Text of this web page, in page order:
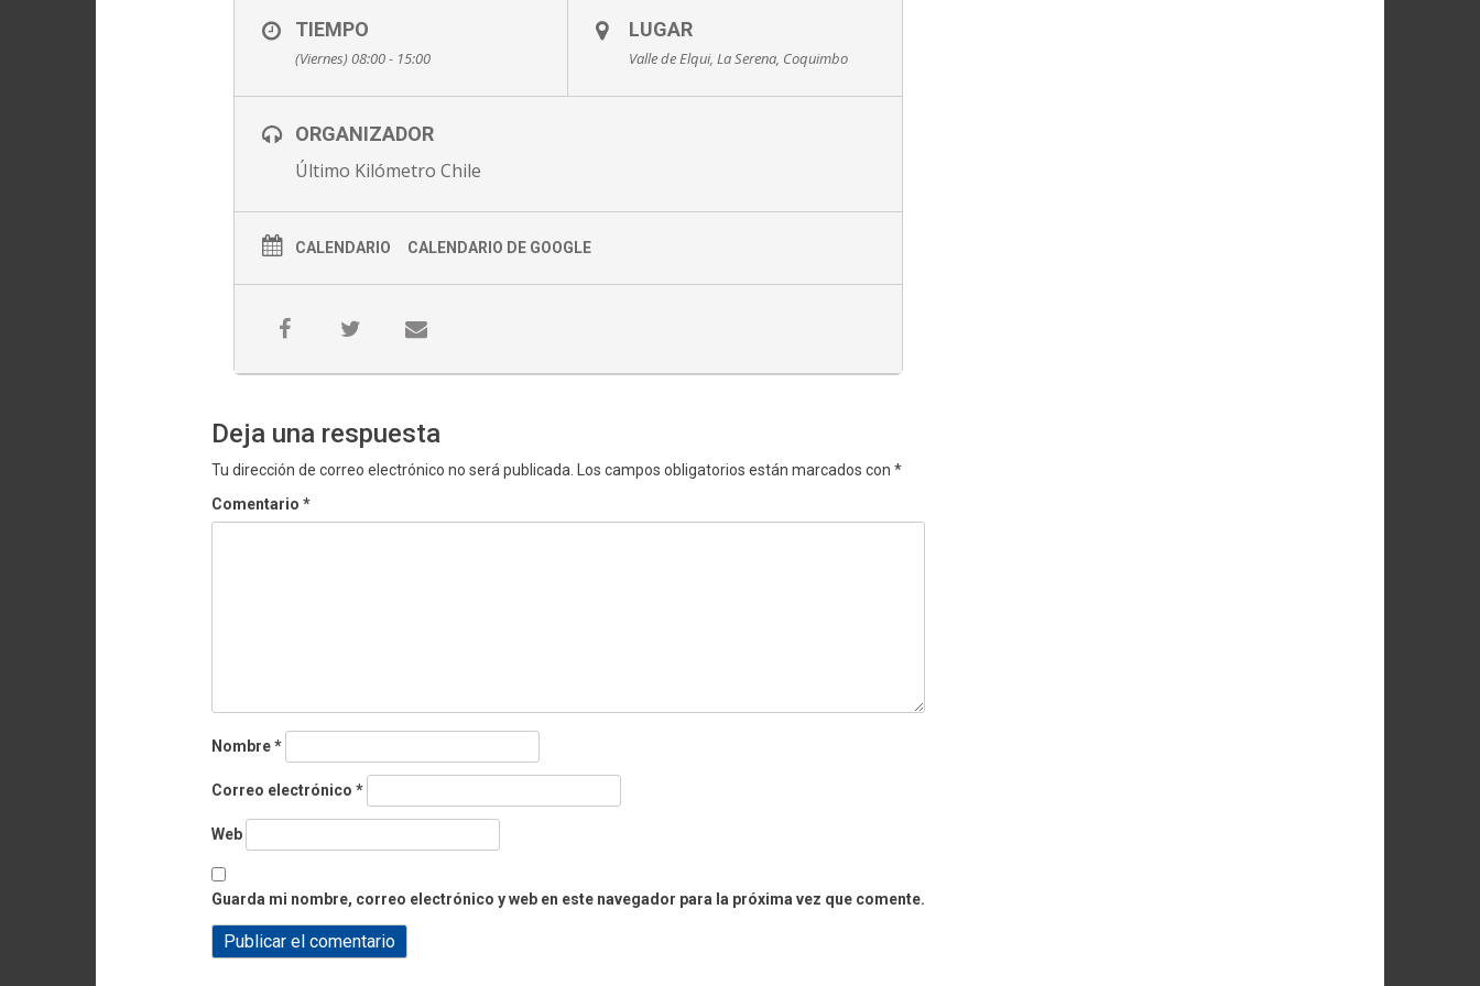
TIEMPO
(Viernes) 08:00 - 15:00
LUGAR
Valle de Elqui, La Serena, Coquimbo
ORGANIZADOR
Último Kilómetro Chile
CALENDARIO CALENDARIO DE GOOGLE
Deja una respuesta
Tu dirección de correo electrónico no será publicada. Los campos obligatorios están marcados con *
Comentario *
Nombre*
Correo electrónico *
Web
Guarda mi nombre, correo electrónico y web en este navegador para la próxima vez que comente.